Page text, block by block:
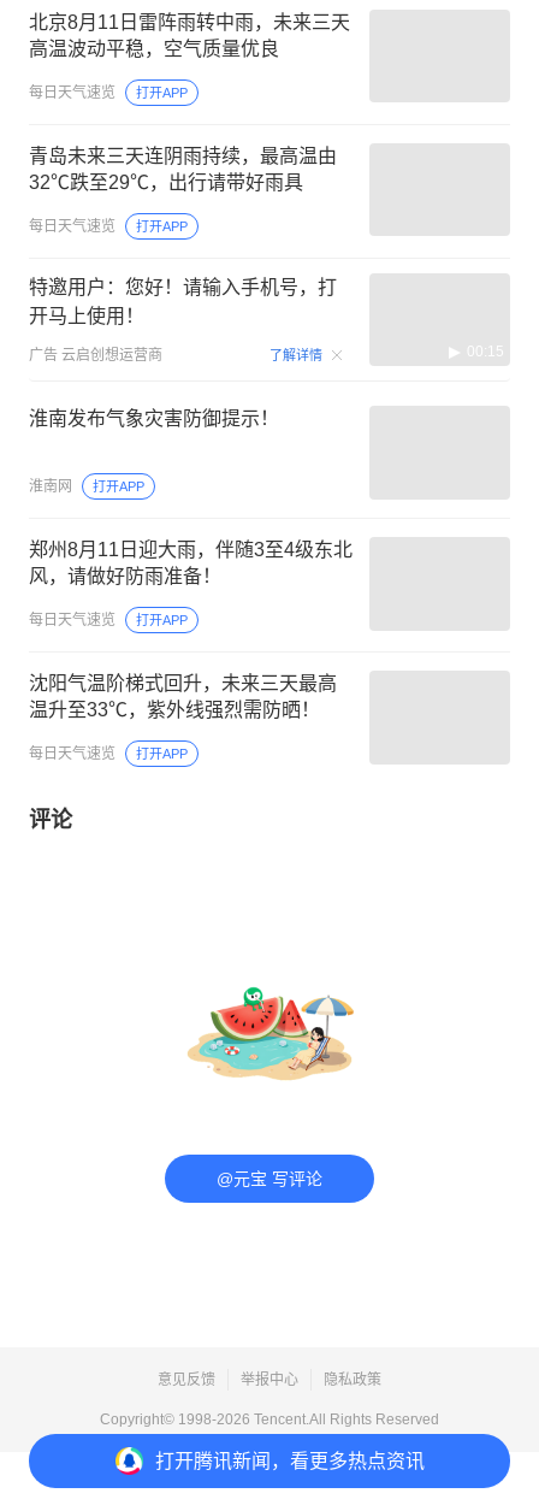
打开腾讯新闻，看更多热点资讯
北京8月11日雷阵雨转中雨，未来三天
高温波动平稳，空气质量优良
每日天气速览 打开APP
青岛未来三天连阴雨持续，最高温由
32℃跌至29℃，出行请带好雨具
每日天气速览 打开APP
特邀用户：您好！请输入手机号，打
开马上使用！
广告 云启创想运营商 了解详情 00:15
淮南发布气象灾害防御提示！
淮南网 打开APP
郑州8月11日迎大雨，伴随3至4级东北
风，请做好防雨准备！
每日天气速览 打开APP
沈阳气温阶梯式回升，未来三天最高
温升至33℃，紫外线强烈需防晒！
每日天气速览 打开APP
评论
@元宝 写评论
意见反馈 举报中心 隐私政策
Copyright© 1998-2026 Tencent.All Rights Reserved